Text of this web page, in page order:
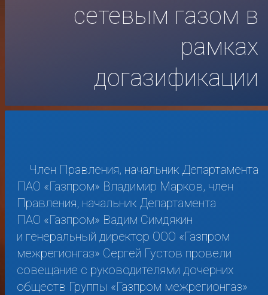
сетевым газом в
рамках
догазификации
Член Правления, начальник Департамента
ПАО «Газпром» Владимир Марков, член
Правления, начальник Департамента
ПАО «Газпром» Вадим Симдякин
и генеральный директор ООО «Газпром
межрегионгаз» Сергей Густов провели
совещание с руководителями дочерних
обществ Группы «Газпром межрегионгаз»